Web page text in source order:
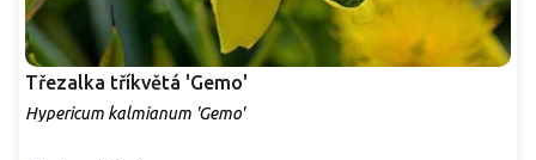
Třezalka tříkvětá 'Gemo'
Hypericum kalmianum 'Gemo'